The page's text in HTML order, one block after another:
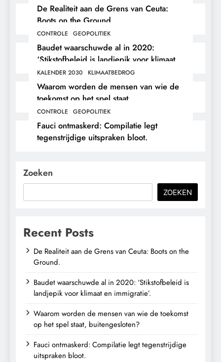
De Realiteit aan de Grens van Ceuta:
Boots on the Ground.
CONTROLE GEOPOLITIEK
Baudet waarschuwde al in 2020:
‘Stikstofbeleid is landjepik voor klimaat
en immigratie’.
KALENDER 2030 KLIMAATBEDROG
Waarom worden de mensen van wie de
toekomst op het spel staat,
buitengesloten?
CONTROLE GEOPOLITIEK
Fauci ontmaskerd: Compilatie legt
tegenstrijdige uitspraken bloot.
Zoeken
ZOEKEN
Recent Posts
De Realiteit aan de Grens van Ceuta: Boots on the
Ground.
Baudet waarschuwde al in 2020: ‘Stikstofbeleid is
landjepik voor klimaat en immigratie’.
Waarom worden de mensen van wie de toekomst
op het spel staat, buitengesloten?
Fauci ontmaskerd: Compilatie legt tegenstrijdige
uitspraken bloot.